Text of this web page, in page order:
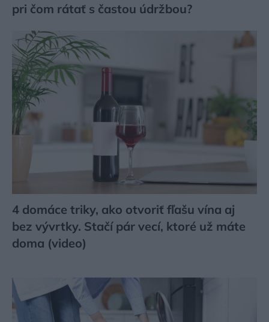
pri čom rátať s častou údržbou?
4 domáce triky, ako otvoriť fľašu vína aj
bez vývrtky. Stačí pár vecí, ktoré už máte
doma (video)